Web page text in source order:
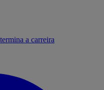
a carreira